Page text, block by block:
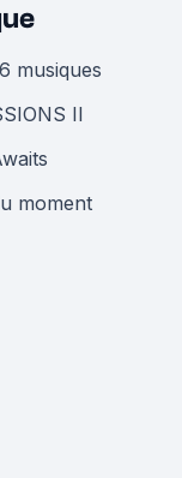
musiques
II
moment